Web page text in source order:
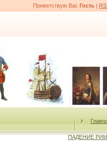
Приветствую Вас Гость |
ПАДЕНИЕ